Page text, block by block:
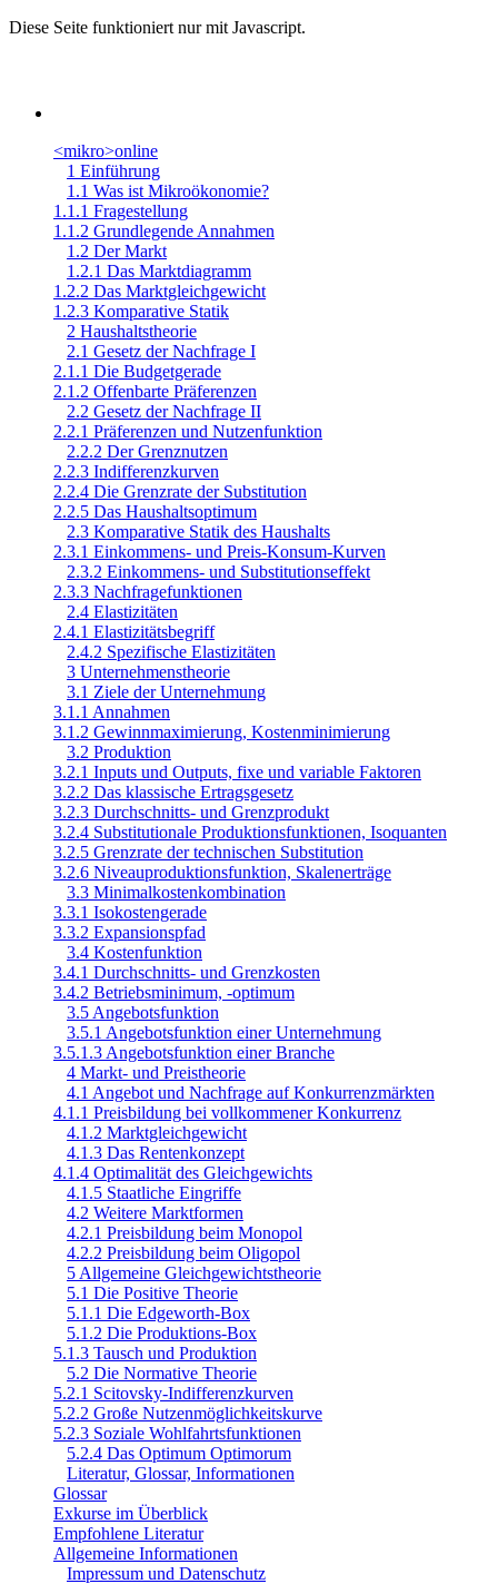
Diese Seite funktioniert nur mit Javascript.
<mikro>online
1 Einführung
1.1 Was ist Mikroökonomie?
1.1.1 Fragestellung
1.1.2 Grundlegende Annahmen
1.2 Der Markt
1.2.1 Das Marktdiagramm
1.2.2 Das Marktgleichgewicht
1.2.3 Komparative Statik
2 Haushaltstheorie
2.1 Gesetz der Nachfrage I
2.1.1 Die Budgetgerade
2.1.2 Offenbarte Präferenzen
2.2 Gesetz der Nachfrage II
2.2.1 Präferenzen und Nutzenfunktion
2.2.2 Der Grenznutzen
2.2.3 Indifferenzkurven
2.2.4 Die Grenzrate der Substitution
2.2.5 Das Haushaltsoptimum
2.3 Komparative Statik des Haushalts
2.3.1 Einkommens- und Preis-Konsum-Kurven
2.3.2 Einkommens- und Substitutionseffekt
2.3.3 Nachfragefunktionen
2.4 Elastizitäten
2.4.1 Elastizitätsbegriff
2.4.2 Spezifische Elastizitäten
3 Unternehmenstheorie
3.1 Ziele der Unternehmung
3.1.1 Annahmen
3.1.2 Gewinnmaximierung, Kostenminimierung
3.2 Produktion
3.2.1 Inputs und Outputs, fixe und variable Faktoren
3.2.2 Das klassische Ertragsgesetz
3.2.3 Durchschnitts- und Grenzprodukt
3.2.4 Substitutionale Produktionsfunktionen, Isoquanten
3.2.5 Grenzrate der technischen Substitution
3.2.6 Niveauproduktionsfunktion, Skalenerträge
3.3 Minimalkostenkombination
3.3.1 Isokostengerade
3.3.2 Expansionspfad
3.4 Kostenfunktion
3.4.1 Durchschnitts- und Grenzkosten
3.4.2 Betriebsminimum, -optimum
3.5 Angebotsfunktion
3.5.1 Angebotsfunktion einer Unternehmung
3.5.1.3 Angebotsfunktion einer Branche
4 Markt- und Preistheorie
4.1 Angebot und Nachfrage auf Konkurrenzmärkten
4.1.1 Preisbildung bei vollkommener Konkurrenz
4.1.2 Marktgleichgewicht
4.1.3 Das Rentenkonzept
4.1.4 Optimalität des Gleichgewichts
4.1.5 Staatliche Eingriffe
4.2 Weitere Marktformen
4.2.1 Preisbildung beim Monopol
4.2.2 Preisbildung beim Oligopol
5 Allgemeine Gleichgewichtstheorie
5.1 Die Positive Theorie
5.1.1 Die Edgeworth-Box
5.1.2 Die Produktions-Box
5.1.3 Tausch und Produktion
5.2 Die Normative Theorie
5.2.1 Scitovsky-Indifferenzkurven
5.2.2 Große Nutzenmöglichkeitskurve
5.2.3 Soziale Wohlfahrtsfunktionen
5.2.4 Das Optimum Optimorum
Literatur, Glossar, Informationen
Glossar
Exkurse im Überblick
Empfohlene Literatur
Allgemeine Informationen
Impressum und Datenschutz